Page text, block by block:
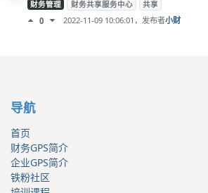
财务管理 财务共享服务中心 共享
0 2022-11-09 10:06:01 ，发布者小财
导航
首页
财务GPS简介
企业GPS简介
铁粉社区